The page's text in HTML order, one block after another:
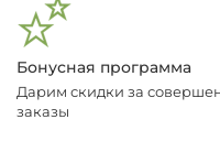
Бонусная программа
Дарим скидки за
заказы